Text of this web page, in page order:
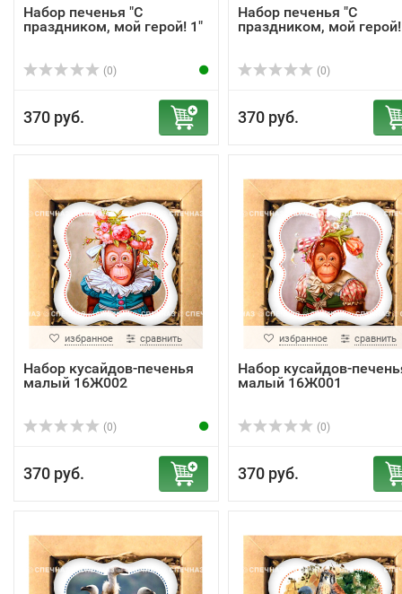
Набор печенья "С
праздником, мой герой! 1"
(0)
370 руб.
Набор печенья "С
праздником, мой
(0)
370 руб.
избранное сравнить
Набор кусайдов-печенья
малый 16Ж002
(0)
370 руб.
избранное сравнить
Набор кусайдов-
малый 16Ж001
(0)
370 руб.